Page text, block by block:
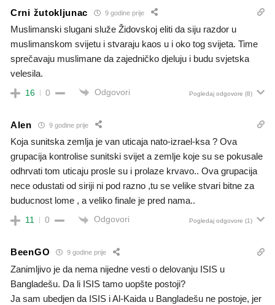
Crni žutokljunac 9 godine prije
Muslimanski slugani služe Židovskoj eliti da siju razdor u
muslimanskom svijetu i stvaraju kaos u i oko tog svijeta. Time
sprečavaju muslimane da zajedničko djeluju i budu svjetska
velesila.
16 0 Odgovori Pogledaj odgovore (8)
Alen 9 godine prije
Koja sunitska zemlja je van uticaja nato-izrael-ksa ? Ova
grupacija kontrolise sunitski svijet a zemlje koje su se pokusale
odhrvati tom uticaju prosle su i prolaze krvavo.. Ova grupacija
nece odustati od siriji ni pod razno ,tu se velike stvari bitne za
buducnost lome , a veliko finale je pred nama..
11 0 Odgovori Pogledaj odgovore (1)
BeenGO 9 godine prije
Zanimljivo je da nema nijedne vesti o delovanju ISIS u
Bangladešu. Da li ISIS tamo uopšte postoji?
Ja sam ubedjen da ISIS i Al-Kaida u Bangladešu ne postoje, jer